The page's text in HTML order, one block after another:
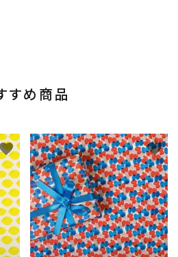
すめ商品
favorite